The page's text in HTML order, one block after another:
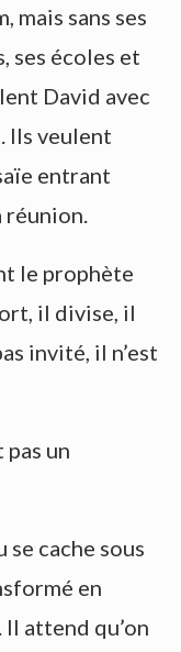
mais sans ses
ses écoles et
David avec
Ils veulent
entrant
réunion.
le prophète
il divise, il
invité, il n’est
un
se cache sous
en
attend qu’on